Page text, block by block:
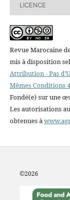
LICENCE
Revue Marocaine
mis à disposition
Attribution - Pas
Mêmes Conditions
Fondé(e) sur une
Les autorisations
obtenues à
©2026